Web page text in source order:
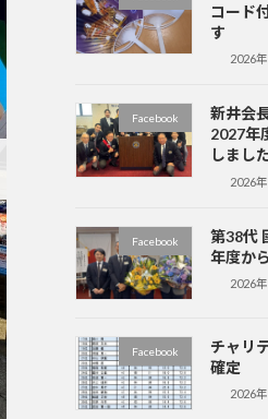
コード
す
2026
Facebook
新井会
2027年
しまし
2026
Facebook
第38代
年度か
2026
Facebook
チャリ
確定
2026